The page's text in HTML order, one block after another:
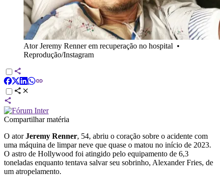
Ator Jeremy Renner em recuperação no hospital •
Reprodução/Instagram
Compartilhar matéria
O atorJeremy Renner​, 54, abriu o coração sobre o acidente com ​
uma máquina de limpa​r neve que ​quase o matou no início de 2023. ​
O astro de Hollywood foi atingido pelo equipamento de 6,3
toneladas​ enquanto tentava salvar seu sobrinho, Alexander Fries, ​de
um atropelamento.